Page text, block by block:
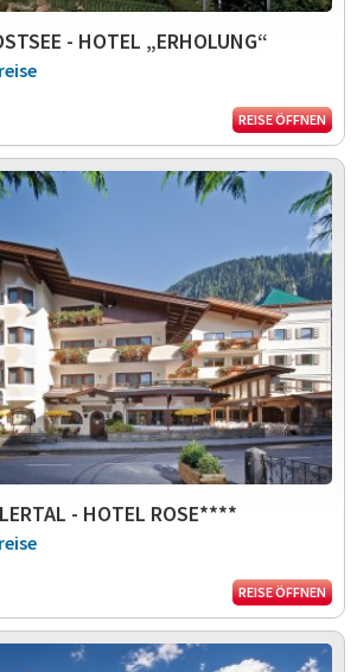
- HOTEL „ERHOLUNG“
REISE ÖFFNEN
- HOTEL ROSE****
REISE ÖFFNEN